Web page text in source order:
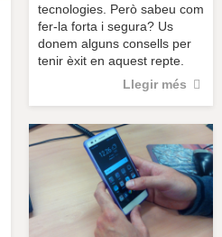
tecnologies. Però sabeu com
fer-la forta i segura? Us
donem alguns consells per
tenir èxit en aquest repte.
Llegir més